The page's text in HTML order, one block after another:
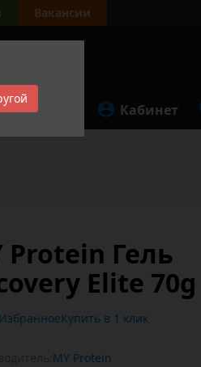
Вакансии
Кабинет
Protein Гель
Elite 70g
Избранное Купить в 1 клик
MY Protein